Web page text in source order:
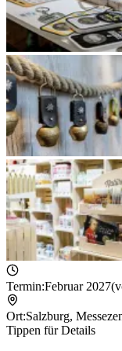
Termin:Februar 2027
Ort:Salzburg,
Tippen für Details